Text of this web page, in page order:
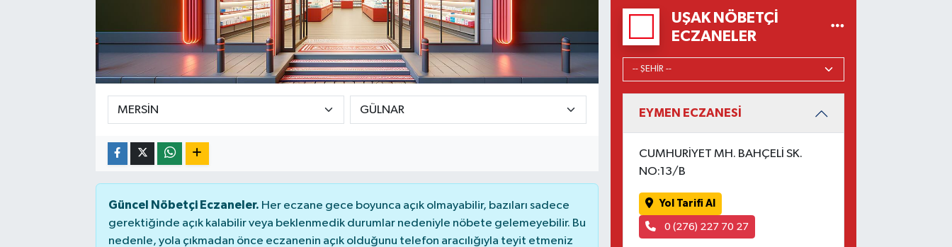
Güncel Nöbetçi Eczaneler. Her eczane gece boyunca açık olmayabilir, bazıları sadece
gerektiğinde açık kalabilir veya beklenmedik durumlar nedeniyle nöbete gelemeyebilir. Bu
nedenle, yola çıkmadan önce eczanenin açık olduğunu telefon aracılığıyla teyit etmeniz
UŞAK NÖBETÇI
ECZANELER
EYMEN ECZANESİ
CUMHURİYET MH. BAHÇELİ SK.
NO:13/B
Yol Tarifi Al
0 (276) 227 70 27
HABERDE İNSAN
KÜLTÜR-SANAT